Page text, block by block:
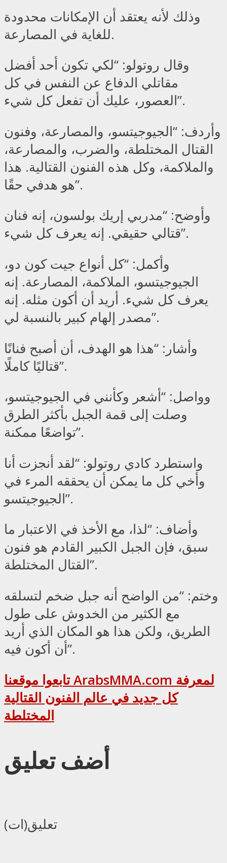
وذلك لأنه يعتقد أن الإمكانات محدودة
للغاية في المصارعة.
وقال روتولو: “لكي تكون أحد أفضل
مقاتلي الدفاع عن النفس في كل
العصور، عليك أن تفعل كل شيء”.
وأردف: “الجيوجيتسو، والمصارعة، وفنون
القتال المختلطة، والضرب، والمصارعة،
والملاكمة، وكل هذه الفنون القتالية. هذا
هو هدفي حقًا”.
وأوضح: “مدربي إريك بولسون، إنه فنان
قتالي حقيقي. إنه يعرف كل شيء”.
وأكمل: “كل أنواع جيت كون دو،
الجيوجيتسو، الملاكمة، المصارعة. إنه
يعرف كل شيء. أريد أن أكون مثله. إنه
مصدر إلهام كبير بالنسبة لي”.
وأشار: “هذا هو الهدف، أن أصبح فنانًا
قتاليًا كاملًا”.
وواصل: “أشعر وكأنني في الجيوجيتسو،
وصلت إلى قمة الجبل بأكثر الطرق
تواضعًا ممكنة”.
واستطرد كادي روتولو: “لقد أنجزت أنا
وأخي كل ما يمكن أن يحققه المرء في
الجيوجيتسو”.
وأضاف: “لذا، مع الأخذ في الاعتبار ما
سبق، فإن الجبل الكبير القادم هو فنون
القتال المختلطة”.
وختم: “من الواضح أنه جبل ضخم لتسلقه
مع الكثير من الخدوش على طول
الطريق، ولكن هذا هو المكان الذي أريد
أن أكون فيه”.
تابعوا موقعنا ArabsMMA.com لمعرفة
كل جديد في عالم الفنون القتالية
المختلطة
أضف تعليق
تعليق(ات)